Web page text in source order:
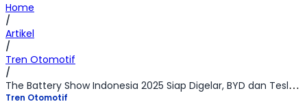
Home
/
Artikel
/
Tren Otomotif
/
The Battery Show Indonesia 2025 Siap Digelar, BYD dan Tesla Cari Celah
Tren Otomotif